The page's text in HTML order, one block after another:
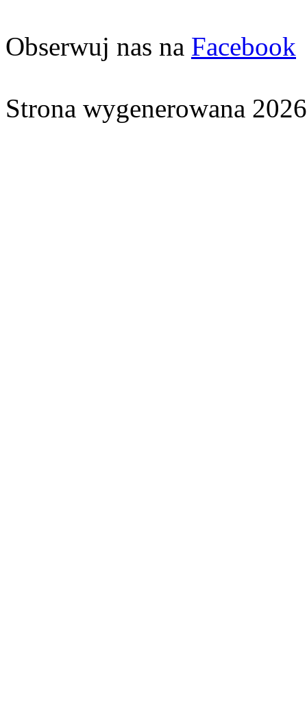
Obserwuj nas na Facebook
Strona wygenerowana